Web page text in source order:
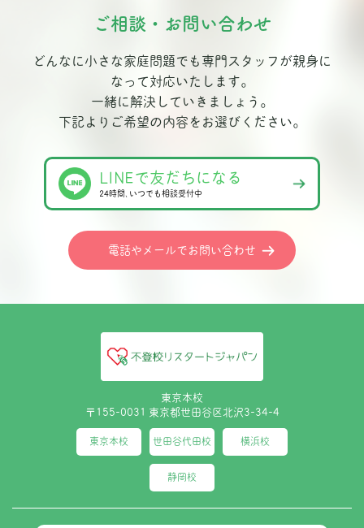
ご相談・お問い合わせ
どんなに小さな家庭問題でも専門スタッフが親身に
なって対応いたします。
一緒に解決していきましょう。
下記よりご希望の内容をお選びください。
LINEで友だちになる
24時間､いつでも相談受付中
電話やメールでお問い合わせ
東京本校
〒155-0031 東京都世田谷区北沢3-34-4
東京本校 世田谷代田校 横浜校
静岡校